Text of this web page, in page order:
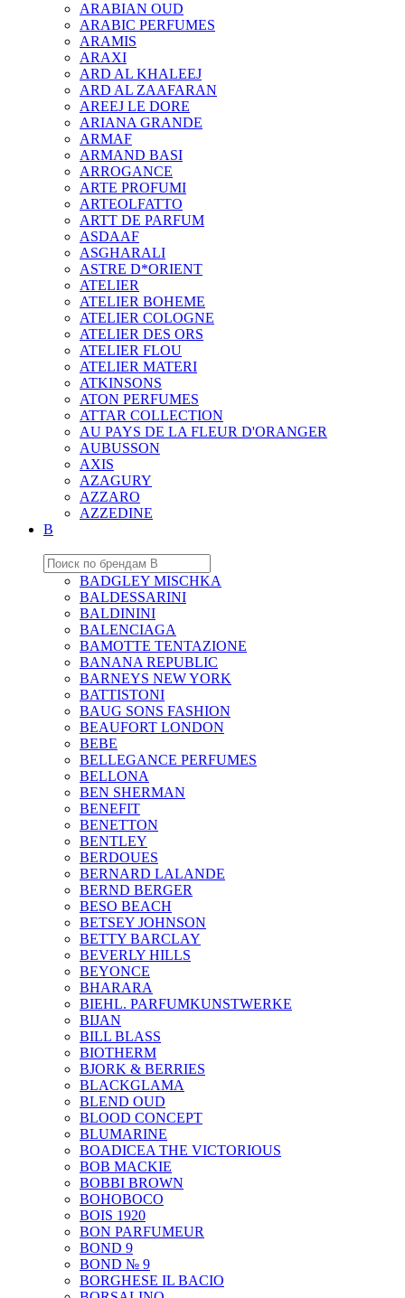
ARABIAN OUD
ARABIC PERFUMES
ARAMIS
ARAXI
ARD AL KHALEEJ
ARD AL ZAAFARAN
AREEJ LE DORE
ARIANA GRANDE
ARMAF
ARMAND BASI
ARROGANCE
ARTE PROFUMI
ARTEOLFATTO
ARTT DE PARFUM
ASDAAF
ASGHARALI
ASTRE D*ORIENT
ATELIER
ATELIER BOHEME
ATELIER COLOGNE
ATELIER DES ORS
ATELIER FLOU
ATELIER MATERI
ATKINSONS
ATON PERFUMES
ATTAR COLLECTION
AU PAYS DE LA FLEUR D'ORANGER
AUBUSSON
AXIS
AZAGURY
AZZARO
AZZEDINE
B
BADGLEY MISCHKA
BALDESSARINI
BALDININI
BALENCIAGA
BAMOTTE TENTAZIONE
BANANA REPUBLIC
BARNEYS NEW YORK
BATTISTONI
BAUG SONS FASHION
BEAUFORT LONDON
BEBE
BELLEGANCE PERFUMES
BELLONA
BEN SHERMAN
BENEFIT
BENETTON
BENTLEY
BERDOUES
BERNARD LALANDE
BERND BERGER
BESO BEACH
BETSEY JOHNSON
BETTY BARCLAY
BEVERLY HILLS
BEYONCE
BHARARA
BIEHL. PARFUMKUNSTWERKE
BIJAN
BILL BLASS
BIOTHERM
BJORK & BERRIES
BLACKGLAMA
BLEND OUD
BLOOD CONCEPT
BLUMARINE
BOADICEA THE VICTORIOUS
BOB MACKIE
BOBBI BROWN
BOHOBOCO
BOIS 1920
BON PARFUMEUR
BOND 9
BOND № 9
BORGHESE IL BACIO